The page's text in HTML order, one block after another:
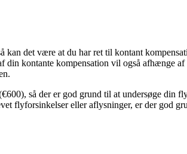
det være at du har ret til kontant
kontante kompensation vil også afhænge
så der er god grund til at undersøge
flyforsinkelser eller aflysninger, er der god